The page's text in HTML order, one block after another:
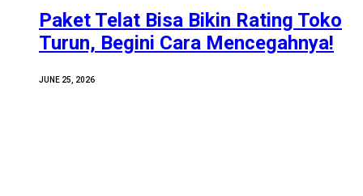
Paket Telat Bisa Bikin Rating Toko
Turun, Begini Cara Mencegahnya!
JUNE 25, 2026